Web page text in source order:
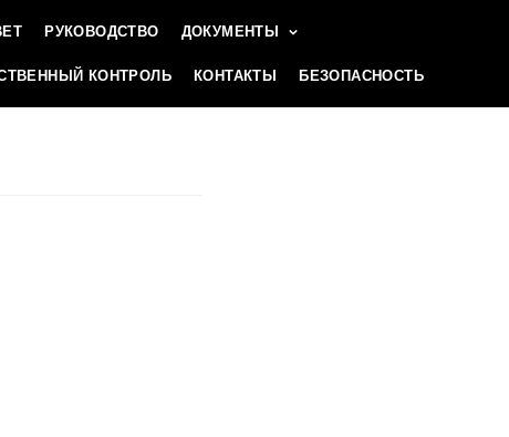
РУКОВОДСТВО ДОКУМЕНТЫ
КОНТРОЛЬ КОНТАКТЫ БЕЗОПАСНОСТЬ